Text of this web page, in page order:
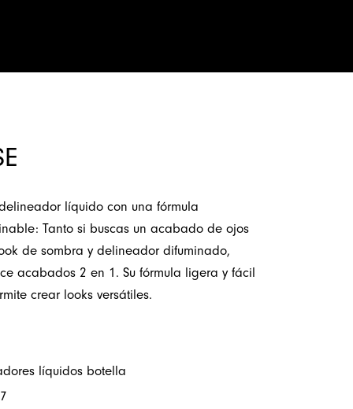
delineador líquido con una fórmula
Tanto si buscas un acabado de ojos
de sombra y delineador difuminado,
acabados 2 en 1. Su fórmula ligera y fácil
crear looks versátiles.
líquidos botella